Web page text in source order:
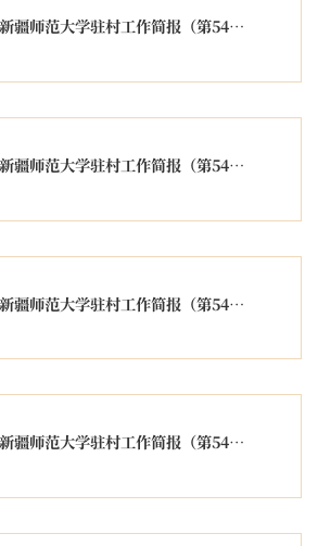
【图】新疆师范大学驻村工作简报（第547期）
【图】新疆师范大学驻村工作简报（第546期）
【图】新疆师范大学驻村工作简报（第545期）
【图】新疆师范大学驻村工作简报（第544期）